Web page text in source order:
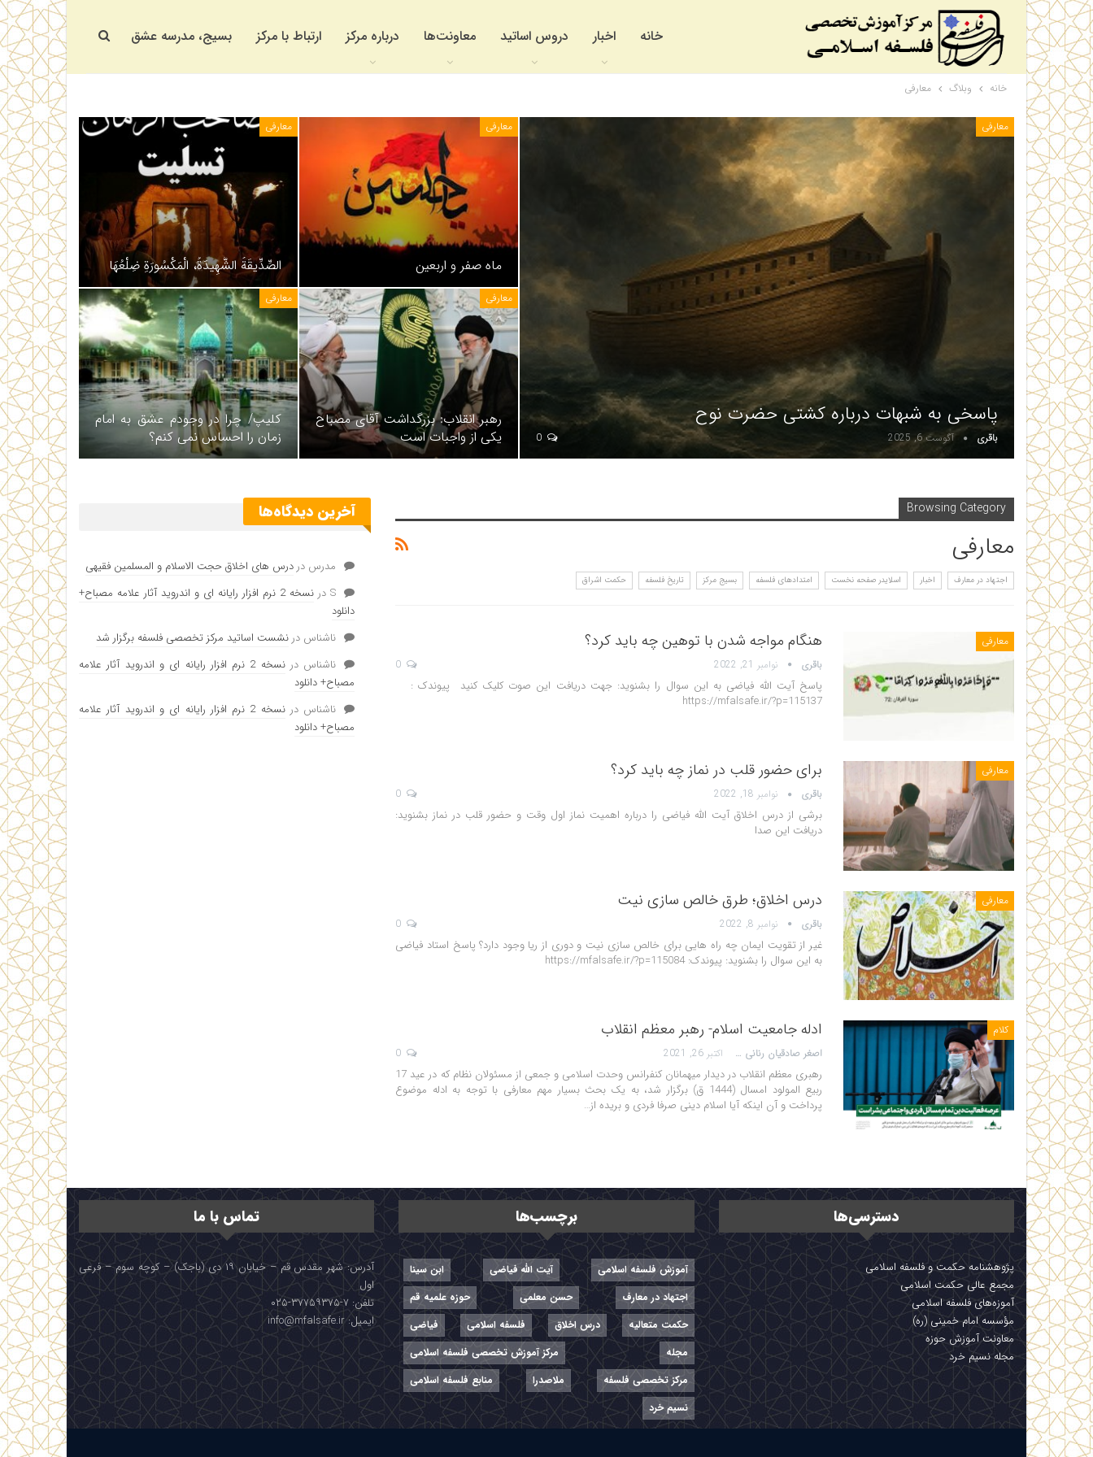
خانه اخبار دروس اساتید معاونت‌ها درباره مرکز ارتباط با مرکز بسیج، مدرسه عشق
خانه وبلاگ معارفی
معارفی
پاسخی به شبهات درباره کشتی حضرت نوح
باقری آگوست 6, 2025 0
معارفی
ماه صفر و اربعین
معارفی
الصِّدِّیقَةُ الشَّهِیدَةُ، الْمَكْسُورَةِ ضِلْعُهَا
معارفی
رهبر انقلاب: بزرگداشت آقای مصباح
یکی از واجبات است
معارفی
کلیپ/ چرا در وجودم عشق به امام
زمان را احساس نمی کنم؟
Browsing Category
معارفی
اجتهاد در معارف اخبار اسلایدر صفحه نخست امتدادهای فلسفه بسیج مرکز تاریخ فلسفه حکمت اشراق
معارفی هنگام مواجه شدن با توهین چه باید کرد؟
باقری نوامبر 21, 2022
پاسخ آیت الله فیاضی به این سوال را بشنوید: جهت دریافت این صوت کلیک کنید پیوندک :
https://mfalsafe.ir/?p=115137
معارفی برای حضور قلب در نماز چه باید کرد؟
باقری نوامبر 18, 2022
برشی از درس اخلاق آیت الله فیاضی را درباره اهمیت نماز اول وقت و حضور قلب در نماز بشنوید:
دریافت این صدا
معارفی درس اخلاق؛ طرق خالص سازی نیت
باقری نوامبر 8, 2022
غیر از تقویت ایمان چه راه هایی برای خالص سازی نیت و دوری از ریا وجود دارد؟ پاسخ استاد فیاضی
به این سوال را بشنوید: پیوندک: https://mfalsafe.ir/?p=115084
کلام ادله جامعیت اسلام- رهبر معظم انقلاب
اصغر صادقیان رنانی اکتبر 26, 2021
رهبری معظم انقلاب در دیدار میهمانان کنفرانس وحدت اسلامى‌ و جمعی از مسئولان نظام که در عید 17
ربیع المولود امسال (1444 ق) برگزار شد، به یک بحث بسیار مهم معارفی با توجه به ادله موضوع
پرداخت و آن اینکه آیا اسلام دینی صرفا فردی و بریده از…
آخرین دیدگاه‌ها
مدرس در درس های اخلاق حجت الاسلام و المسلمین فقیهی
Sدر
نسخه 2 نرم افزار رایانه ای و اندروید آثار علامه مصباح+
دانلود
ناشناس در نشست اساتید مرکز تخصصی فلسفه برگزار شد
ناشناس در
نسخه 2 نرم افزار رایانه ای و اندروید آثار علامه
مصباح+ دانلود
ناشناس در
نسخه 2 نرم افزار رایانه ای و اندروید آثار علامه
مصباح+ دانلود
دسترسی‌ها
پژوهشنامه حکمت و فلسفه اسلامی
مجمع عالی حکمت اسلامی
آموزه‌های فلسفه اسلامی
مؤسسه امام خمینی (ره)
معاونت آموزش حوزه
مجله نسیم خرد
برچسب‌ها
آموزش فلسفه اسلامی آیت الله فیاضی
ابن سینا
اجتهاد در معارف
حسن معلمی
حوزه علمیه قم
حکمت متعالیه
درس اخلاق فلسفه اسلامی
فیاضی
مجله
مرکز آموزش تخصصی فلسفه اسلامی
مرکز تخصصی فلسفه
ملاصدرا
منابع فلسفه اسلامی
نسیم خرد
تماس با ما
آدرس: شهر مقدس قم – خیابان ۱۹ دی (باجک) – کوچه سوم – فرعی
اول
تلفن: ۷-۳۷۷۵۹۳۷۵-۰۲۵
ایمیل: info@mfalsafe.ir